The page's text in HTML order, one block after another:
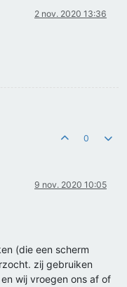
2 nov. 2020 13:36
0
9 nov. 2020 10:05
(die een scherm
zij gebruiken
wij vroegen ons af of